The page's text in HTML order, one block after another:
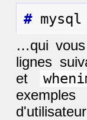
#
…qui
lignes
et